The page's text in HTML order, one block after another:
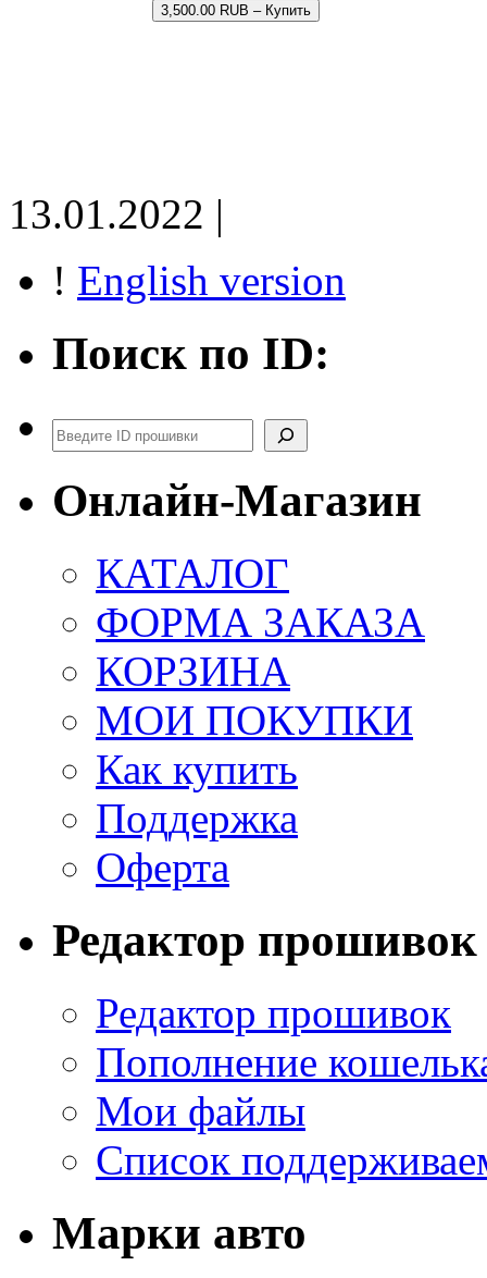
3,500.00 RUB – Купить
13.01.2022 |
! English version
Поиск по ID:
Поиск
Онлайн-Магазин
КАТАЛОГ
ФОРМА ЗАКАЗА
КОРЗИНА
МОИ ПОКУПКИ
Как купить
Поддержка
Оферта
Редактор прошивок
Редактор прошивок
Пополнение
Мои файлы
Список
Марки авто